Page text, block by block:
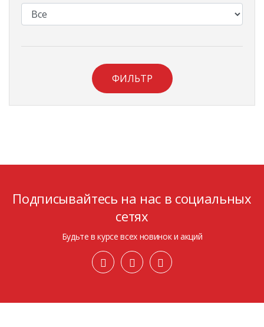
ФИЛЬТР
Подписывайтесь на нас в социальных
сетях
Будьте в курсе всех новинок и акций